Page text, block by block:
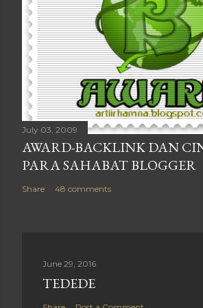
July 03, 2009
AWARD-BACKLINK DAN
PARA SAHABAT BLOGGER
Share 48 comments
June 29, 2016
TEDEDE